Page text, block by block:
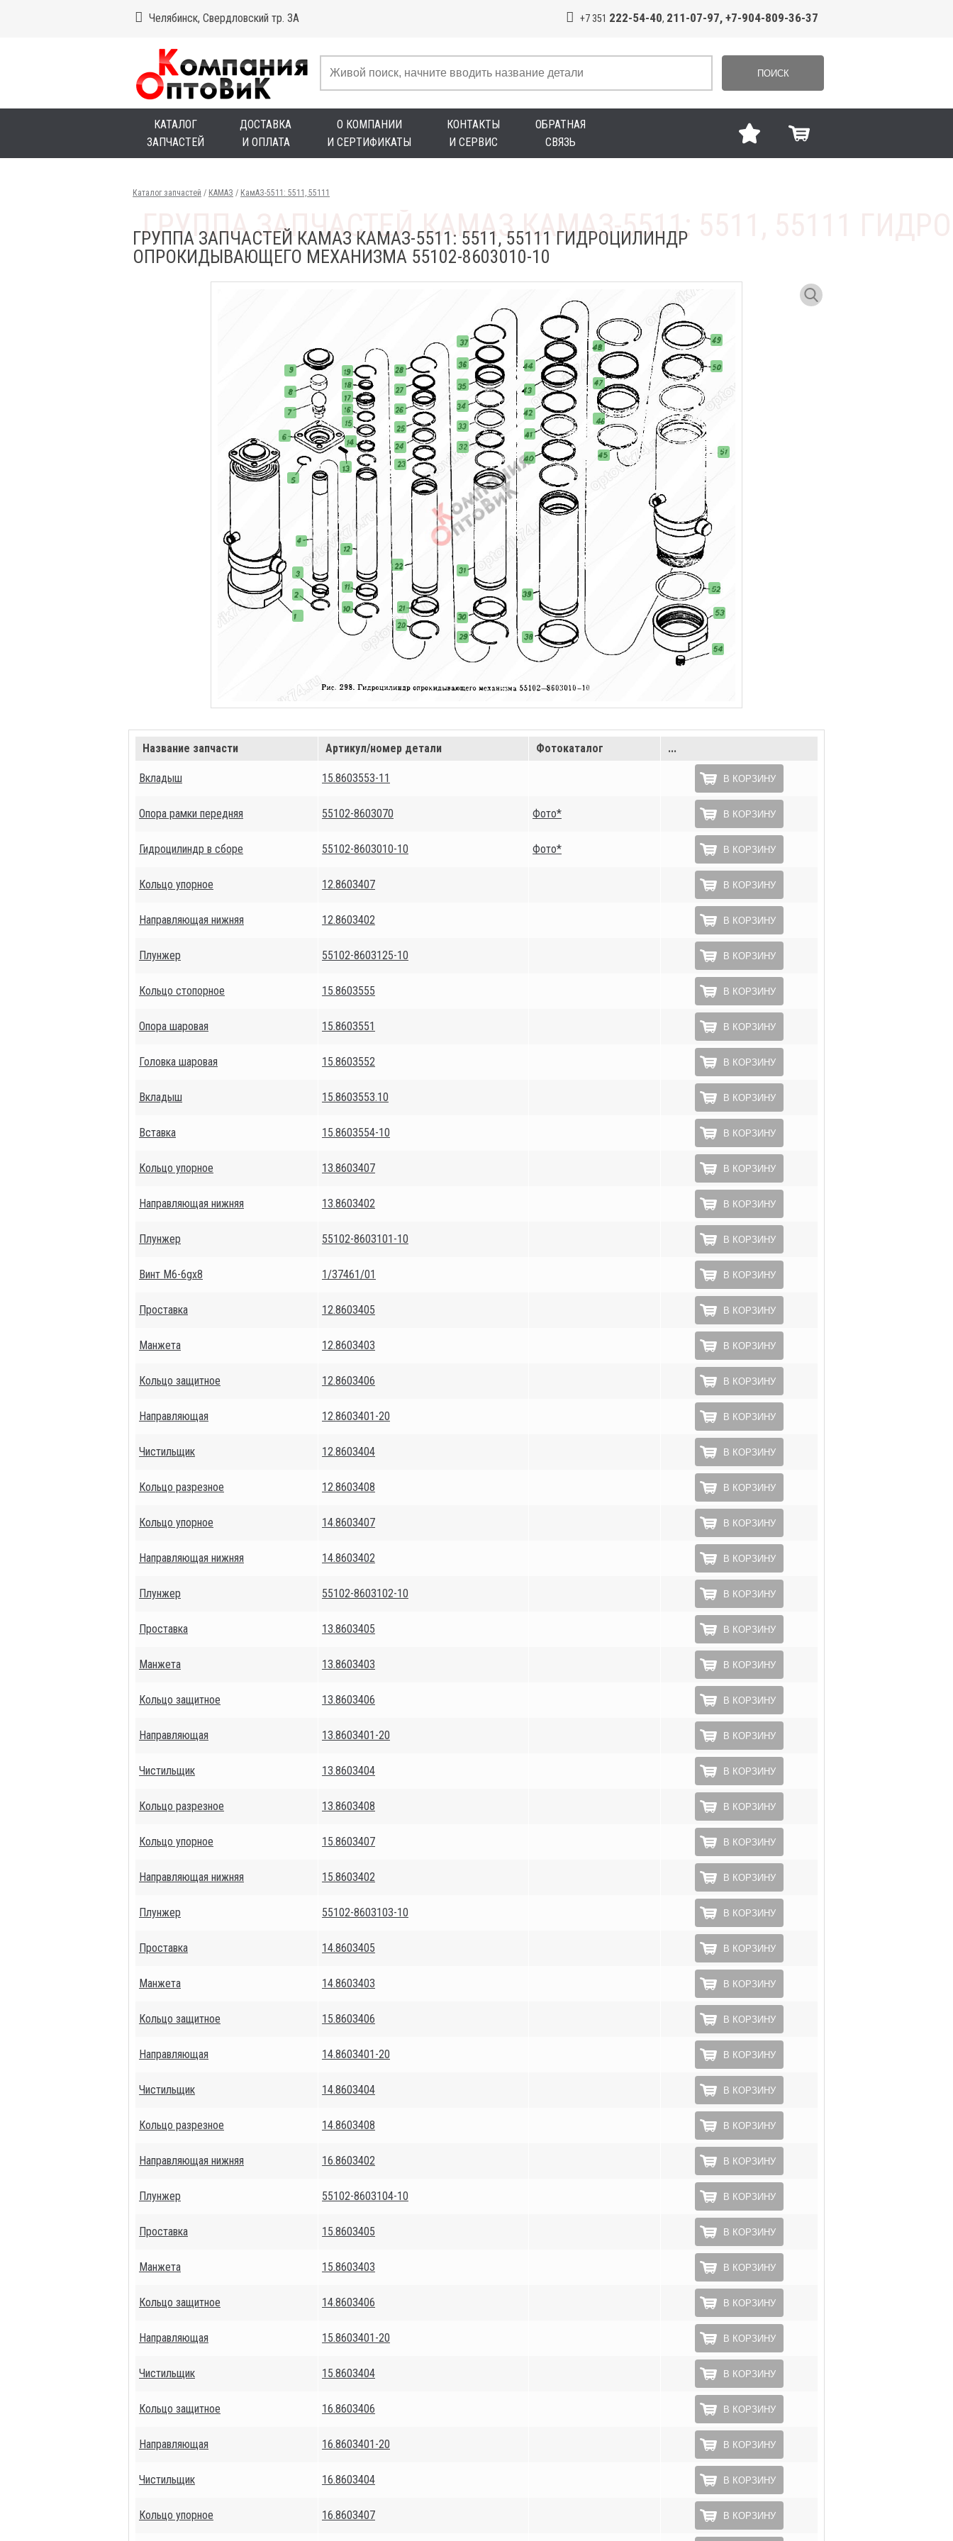
Челябинск, Свердловский тр. 3А +7 351 222-54-40, 211-07-97, +7-904-809-36-37
ПОИСК
КАТАЛОГ
ЗАПЧАСТЕЙ
ДОСТАВКА
И ОПЛАТА
О КОМПАНИИ
И СЕРТИФИКАТЫ
КОНТАКТЫ
И СЕРВИС
ОБРАТНАЯ
СВЯЗЬ
Каталог запчастей / КАМАЗ / КамАЗ-5511: 5511, 55111
ГРУППА ЗАПЧАСТЕЙ КАМАЗ КАМАЗ-5511: 5511, 55111 ГИДРОЦИЛИНДР
ОПРОКИДЫВАЮЩЕГО МЕХАНИЗМА 55102-8603010-10
Название запчасти Артикул/номер детали Фотокаталог ...
Вкладыш 15.8603553-11 В КОРЗИНУ
Опора рамки передняя 55102-8603070 Фото* В КОРЗИНУ
Гидроцилиндр в сборе 55102-8603010-10 Фото* В КОРЗИНУ
Кольцо упорное 12.8603407 В КОРЗИНУ
Направляющая нижняя 12.8603402 В КОРЗИНУ
Плунжер 55102-8603125-10 В КОРЗИНУ
Кольцо стопорное 15.8603555 В КОРЗИНУ
Опора шаровая 15.8603551 В КОРЗИНУ
Головка шаровая 15.8603552 В КОРЗИНУ
Вкладыш 15.8603553.10 В КОРЗИНУ
Вставка 15.8603554-10 В КОРЗИНУ
Кольцо упорное 13.8603407 В КОРЗИНУ
Направляющая нижняя 13.8603402 В КОРЗИНУ
Плунжер 55102-8603101-10 В КОРЗИНУ
Винт М6-6gх8 1/37461/01 В КОРЗИНУ
Проставка 12.8603405 В КОРЗИНУ
Манжета 12.8603403 В КОРЗИНУ
Кольцо защитное 12.8603406 В КОРЗИНУ
Направляющая 12.8603401-20 В КОРЗИНУ
Чистильщик 12.8603404 В КОРЗИНУ
Кольцо разрезное 12.8603408 В КОРЗИНУ
Кольцо упорное 14.8603407 В КОРЗИНУ
Направляющая нижняя 14.8603402 В КОРЗИНУ
Плунжер 55102-8603102-10 В КОРЗИНУ
Проставка 13.8603405 В КОРЗИНУ
Манжета 13.8603403 В КОРЗИНУ
Кольцо защитное 13.8603406 В КОРЗИНУ
Направляющая 13.8603401-20 В КОРЗИНУ
Чистильщик 13.8603404 В КОРЗИНУ
Кольцо разрезное 13.8603408 В КОРЗИНУ
Кольцо упорное 15.8603407 В КОРЗИНУ
Направляющая нижняя 15.8603402 В КОРЗИНУ
Плунжер 55102-8603103-10 В КОРЗИНУ
Проставка 14.8603405 В КОРЗИНУ
Манжета 14.8603403 В КОРЗИНУ
Кольцо защитное 15.8603406 В КОРЗИНУ
Направляющая 14.8603401-20 В КОРЗИНУ
Чистильщик 14.8603404 В КОРЗИНУ
Кольцо разрезное 14.8603408 В КОРЗИНУ
Направляющая нижняя 16.8603402 В КОРЗИНУ
Плунжер 55102-8603104-10 В КОРЗИНУ
Проставка 15.8603405 В КОРЗИНУ
Манжета 15.8603403 В КОРЗИНУ
Кольцо защитное 14.8603406 В КОРЗИНУ
Направляющая 15.8603401-20 В КОРЗИНУ
Чистильщик 15.8603404 В КОРЗИНУ
Кольцо защитное 16.8603406 В КОРЗИНУ
Направляющая 16.8603401-20 В КОРЗИНУ
Чистильщик 16.8603404 В КОРЗИНУ
Кольцо упорное 16.8603407 В КОРЗИНУ